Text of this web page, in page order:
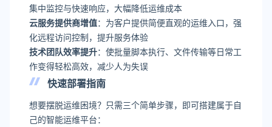
集中监控与快速响应，大幅降低运维成本
云服务提供商增值：为客户提供简便直观的运维入口，强
化远程访问控制，提升服务体验
技术团队效率提升：使批量脚本执行、文件传输等日常工
作变得轻松高效，减少人为失误
快速部署指南
想要摆脱运维困境？只需三个简单步骤，即可搭建属于自
己的智能运维平台：